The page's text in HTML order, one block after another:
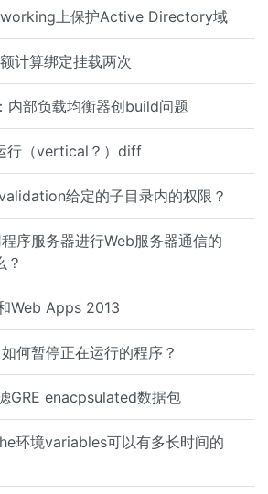
上保护Active Directory域
计算绑定挂载两次
内部负载均衡器创build问题
行（vertical？）diff
给定的子目录内的权限？
序服务器进行Web服务器通信的
？
Web Apps 2013
何暂停正在运行的程序？
GRE enacpsulated数据包
环境variables可以有多长时间的